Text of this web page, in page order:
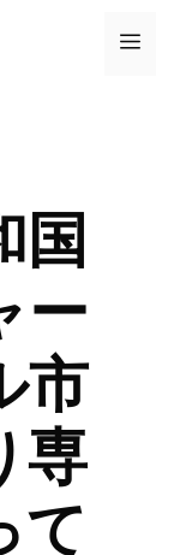
メ
国
ー
市
専
て